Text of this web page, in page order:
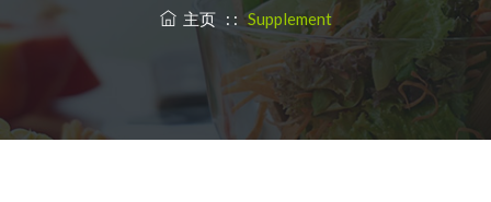
主页: :Supplement